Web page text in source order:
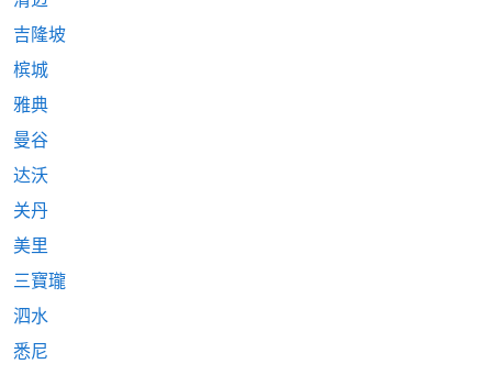
吉隆坡
槟城
雅典
曼谷
达沃
关丹
美里
三寶瓏
泗水
悉尼